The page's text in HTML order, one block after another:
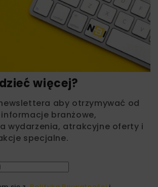
więcej?
aby otrzymywać od
branżowe,
wydarzenia, atrakcyjne oferty i
specjalne.